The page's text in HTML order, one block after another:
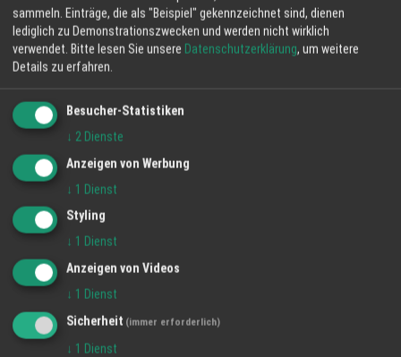
Ist größer gleich besser? Ein kritischer Blick
auf die Entwicklung und Meinung im
Pflegebereich und Lösungsansätze bei der
Schmidt Wundberatung.
18 Okt 2024
Patientenversorgung
Pflegedienste
sammeln. Einträge, die als "Beispiel" gekennzeichnet sind, dienen
lediglich zu Demonstrationszwecken und werden nicht wirklich
verwendet. Bitte lesen Sie unsere Datenschutzerklärung, um weitere
Details zu erfahren.
Besucher-Statistiken
↓ 2 Dienste
Anzeigen von Werbung
↓ 1 Dienst
Styling
↓ 1 Dienst
Anzeigen von Videos
↓ 1 Dienst
Sicherheit (immer erforderlich)
↓ 1 Dienst